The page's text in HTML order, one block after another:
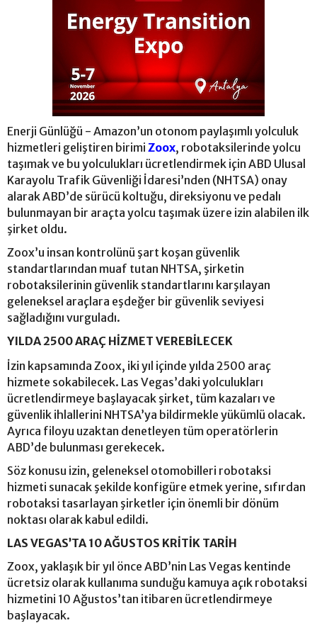
Enerji Günlüğü - Amazon’un otonom paylaşımlı yolculuk
hizmetleri geliştiren birimi Zoox, robotaksilerinde yolcu
taşımak ve bu yolculukları ücretlendirmek için ABD Ulusal
Karayolu Trafik Güvenliği İdaresi’nden (NHTSA) onay
alarak ABD’de sürücü koltuğu, direksiyonu ve pedalı
bulunmayan bir araçta yolcu taşımak üzere izin alabilen ilk
şirket oldu.
Zoox’u insan kontrolünü şart koşan güvenlik
standartlarından muaf tutan NHTSA, şirketin
robotaksilerinin güvenlik standartlarını karşılayan
geleneksel araçlara eşdeğer bir güvenlik seviyesi
sağladığını vurguladı.
YILDA 2500 ARAÇ HİZMET VEREBİLECEK
İzin kapsamında Zoox, iki yıl içinde yılda 2500 araç
hizmete sokabilecek. Las Vegas’daki yolculukları
ücretlendirmeye başlayacak şirket, tüm kazaları ve
güvenlik ihlallerini NHTSA’ya bildirmekle yükümlü olacak.
Ayrıca filoyu uzaktan denetleyen tüm operatörlerin
ABD’de bulunması gerekecek.
Söz konusu izin, geleneksel otomobilleri robotaksi
hizmeti sunacak şekilde konfigüre etmek yerine, sıfırdan
robotaksi tasarlayan şirketler için önemli bir dönüm
noktası olarak kabul edildi.
LAS VEGAS’TA 10 AĞUSTOS KRİTİK TARİH
Zoox, yaklaşık bir yıl önce ABD’nin Las Vegas kentinde
ücretsiz olarak kullanıma sunduğu kamuya açık robotaksi
hizmetini 10 Ağustos’tan itibaren ücretlendirmeye
başlayacak.